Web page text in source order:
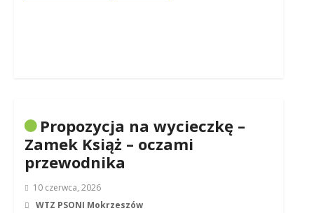
Propozycja na wycieczkę –
Zamek Książ – oczami
przewodnika
10 czerwca, 2026
WTZ PSONI Mokrzeszów